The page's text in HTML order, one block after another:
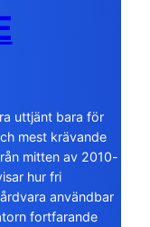
uttjänt bara för
mest krävande
mitten av 2010-
hur fri
användbar
fortfarande